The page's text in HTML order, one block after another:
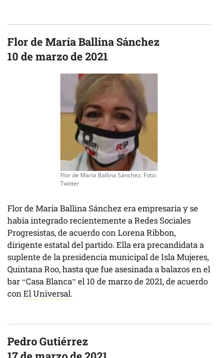
Flor de María Ballina Sánchez
10 de marzo de 2021
Flor de María Ballina Sánchez. Foto:
Twitter
Flor de María Ballina Sánchez era empresaria y se
había integrado recientemente a Redes Sociales
Progresistas, de acuerdo con Lorena Ribbon,
dirigente estatal del partido. Ella era precandidata a
suplente de la presidencia municipal de Isla Mujeres,
Quintana Roo, hasta que fue asesinada a balazos en el
bar “Casa Blanca” el 10 de marzo de 2021, de acuerdo
con El Universal.
Pedro Gutiérrez